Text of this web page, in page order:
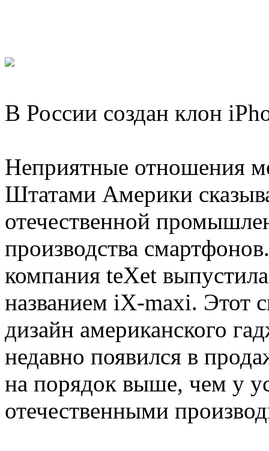
В России создан клон
Неприятные отношения
Штатами Америки
отечественной
производства
компания teXet
названием iX-maxi. Этот
дизайн американского
недавно появился в
на порядок выше, чем у
отечественными